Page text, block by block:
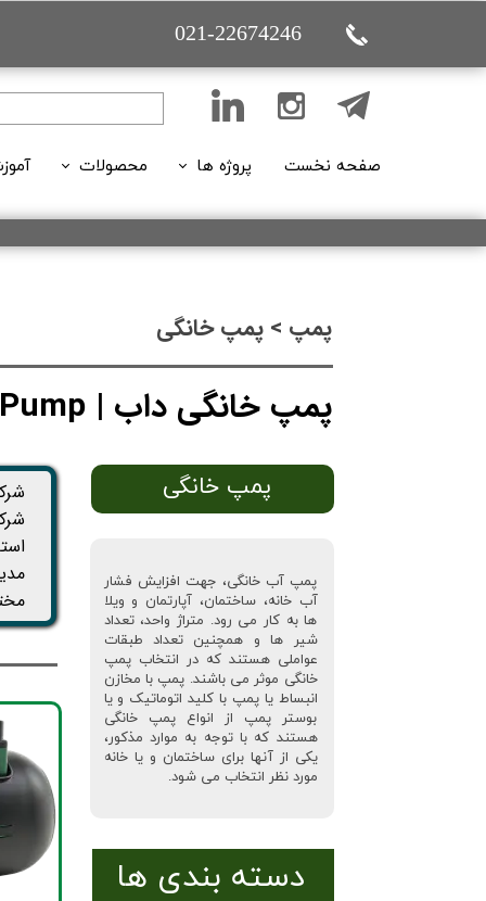
021-22674246
صفحه نخست پروژه ها
تاسیساتی (ساختمانی)
تعمیر و نگهداری
قیمت گذاری
محصولات
پمپ
پمپ خانگی داب | DAB Pump
پمپ > پمپ خانگی
پمپ خانگی
پمپ آب خانگی، جهت افزایش فشار
آب خانه، ساختمان، آپارتمان و ویلا
ها به کار می رود. متراژ واحد، تعداد
شیر ها و همچنین تعداد طبقات
عواملی هستند که در انتخاب پمپ
خانگی موثر می باشند. پمپ با مخازن
انبساط یا پمپ با کلید اتوماتیک و یا
بوستر پمپ از انواع پمپ خانگی
هستند که با توجه به موارد مذکور،
یکی از آنها برای ساختمان و یا خانه
مورد نظر انتخاب می شود.
دسته بندی ها